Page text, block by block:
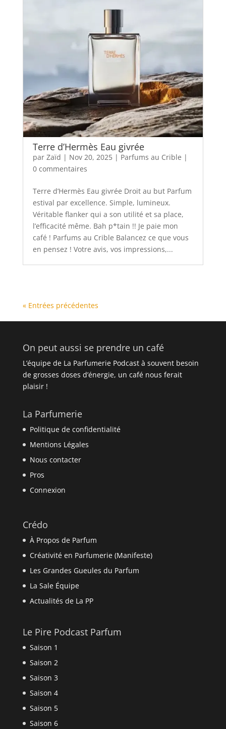
Terre d’Hermès Eau givrée
par Zaïd | Nov 20, 2025| Parfums au Crible |
0 commentaires
Terre d’Hermès Eau givrée Droit au but Parfum
estival par excellence. Simple, lumineux.
Véritable flanker qui a son utilité et sa place,
l’efficacité même. Bah p*tain !! Je paie mon
café ! Parfums au Crible Balancez ce que vous
en pensez ! Votre avis, vos impressions,...
« Entrées précédentes
On peut aussi se prendre un café
L’équipe de La Parfumerie Podcast à souvent besoin
de grosses doses d’énergie, un café nous ferait
plaisir !
La Parfumerie
Politique de confidentialité
Mentions Légales
Nous contacter
Pros
Connexion
Crédo
À Propos de Parfum
Créativité en Parfumerie (Manifeste)
Les Grandes Gueules du Parfum
La Sale Équipe
Actualités de La PP
Le Pire Podcast Parfum
Saison 1
Saison 2
Saison 3
Saison 4
Saison 5
Saison 6